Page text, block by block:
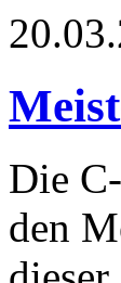
Die
den